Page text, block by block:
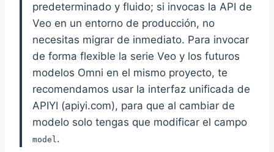
predeterminado y fluido; si invocas la API de
Veo en un entorno de producción, no
necesitas migrar de inmediato. Para invocar
de forma flexible la serie Veo y los futuros
modelos Omni en el mismo proyecto, te
recomendamos usar la interfaz unificada de
APIYI (apiyi.com), para que al cambiar de
modelo solo tengas que modificar el campo
model.